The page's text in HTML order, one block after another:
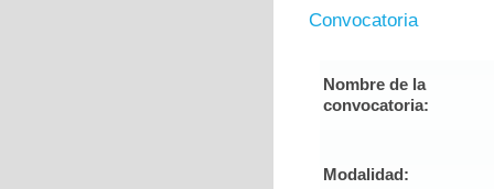
Convocatoria
Nombre de la
convocatoria:
Modalidad: